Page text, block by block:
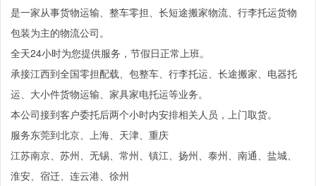
是一家从事货物运输、整车零担、长短途搬家物流、行李托运货物
包装为主的物流公司。
全天24小时为您提供服务，节假日正常上班。
承接江西到全国零担配载、包整车、行李托运、长途搬家、电器托
运、大小件货物运输、家具家电托运等业务。
本公司接到客户委托后两个小时内安排相关人员，上门取货。
服务东莞到北京、上海、天津、重庆
江苏南京、苏州、无锡、常州、镇江、扬州、泰州、南通、盐城、
淮安、宿迁、连云港、徐州